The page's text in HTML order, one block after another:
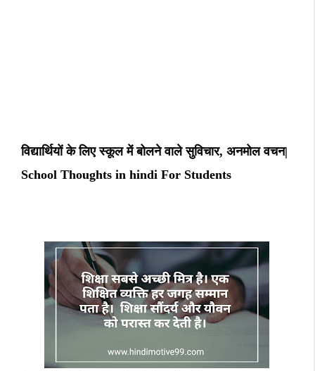
विद्यार्थियों के लिए स्कूल में बोलने वाले सुविचार, अनमोल वचन|
School Thoughts in hindi For Students